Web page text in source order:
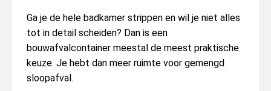
Ga je de hele badkamer strippen en wil je niet alles
tot in detail scheiden? Dan is een
bouwafvalcontainer meestal de meest praktische
keuze. Je hebt dan meer ruimte voor gemengd
sloopafval.